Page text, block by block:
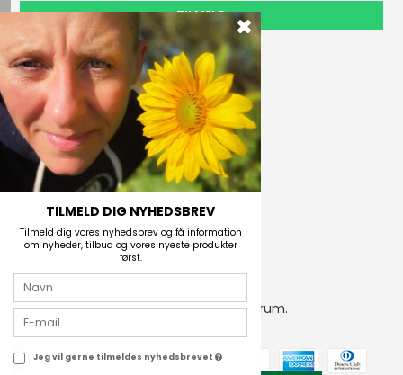
TILMELD
Outdoor i Centrum
Perlegade 44
6400 Sønderborg, Danmark
Telefonnr.
(+45) 74 43 53 55
E-mail
2026 © Outdoor i Centrum.
TILMELD DIG NYHEDSBREV
Tilmeld dig vores nyhedsbrev og få information
om nyheder, tilbud og vores nyeste produkter
først.
Jeg vil gerne tilmeldes nyhedsbrevet